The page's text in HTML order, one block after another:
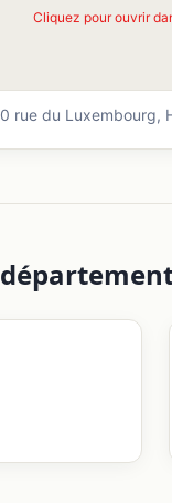
Cliquez pour ouvrir
rue du Luxembourg,